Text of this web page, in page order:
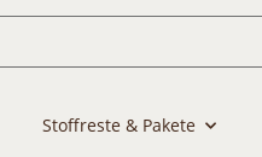
Stoffreste & Pakete